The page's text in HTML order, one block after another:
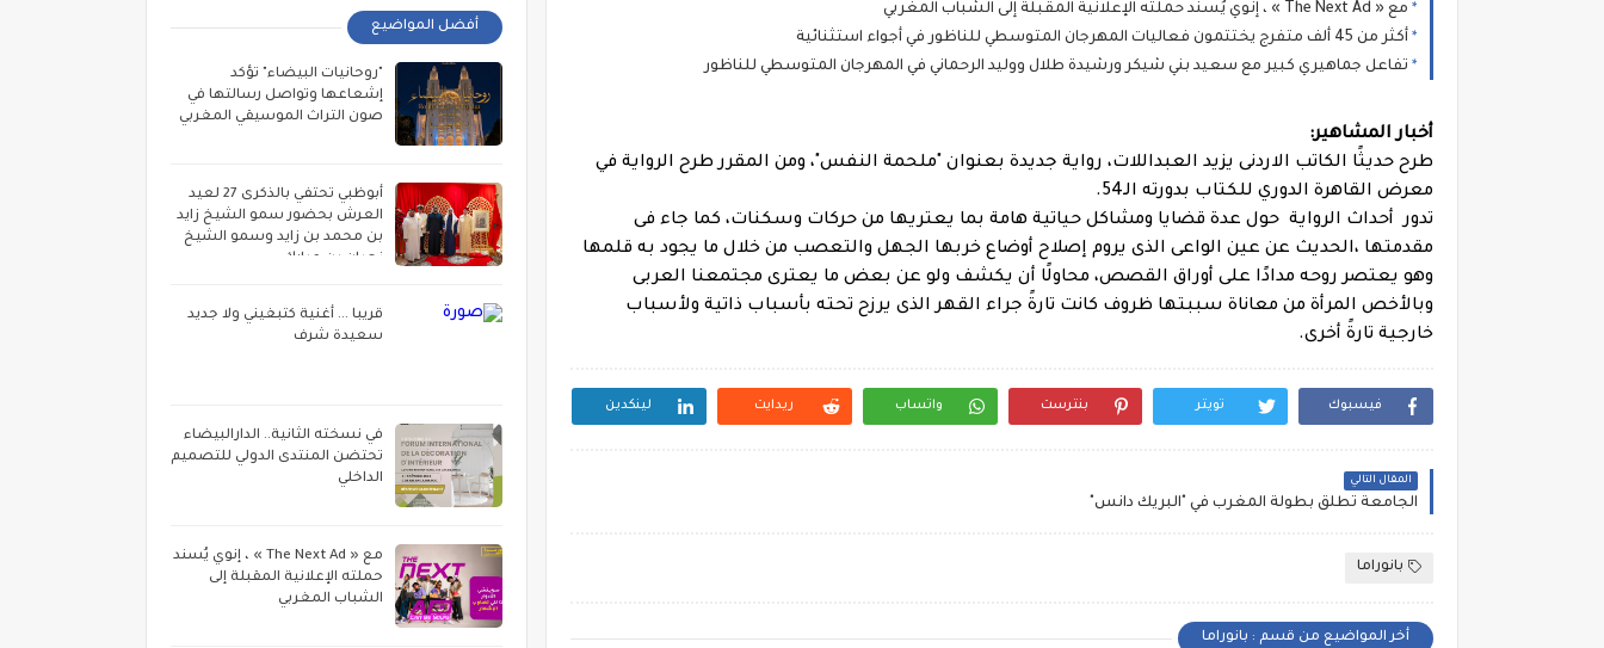
مع « The Next Ad » ، إنوي يُسند حملته الإعلانية المقبلة إلى الشباب المغربي
أكثر من 45 ألف متفرج يختتمون فعاليات المهرجان المتوسطي للناظور في أجواء استثنائية
تفاعل جماهيري كبير مع سعيد بني شيكر ورشيدة طلال ووليد الرحماني في المهرجان المتوسطي للناظور
أخبار المشاهير:
طرح حديثًا الكاتب الاردنى يزيد العبداللات، رواية جديدة بعنوان "ملحمة النفس"، ومن المقرر طرح الرواية في
معرض القاهرة الدوري للكتاب بدورته الـ54.
تدور أحداث الرواية حول عدة قضايا ومشاكل حياتية هامة بما يعتريها من حركات وسكنات، كما جاء فى
مقدمتها ،الحديث عن عين الواعى الذى يروم إصلاح أوضاع خربها الجهل والتعصب من خلال ما يجود به قلمها
وهو يعتصر روحه مدادًا على أوراق القصص، محاولًا أن يكشف ولو عن بعض ما يعترى مجتمعنا العربى
وبالأخص المرأة من معاناة سببتها ظروف كانت تارةً جراء القهر الذى يرزح تحته بأسباب ذاتية ولأسباب
خارجية تارةً أخرى.
فيسبوك تويتر بنترست واتساب ريدايت لينكدين
المقال التالي
الجامعة تطلق بطولة المغرب في "البريك دانس"
بانوراما
أخر المواضيع من قسم : بانوراما
أفضل المواضيع
"روحانيات البيضاء" تؤكد
إشعاعها وتواصل رسالتها في
صون التراث الموسيقي المغربي
أبوظبي تحتفي بالذكرى 27 لعيد
العرش بحضور سمو الشيخ زايد
بن محمد بن زايد وسمو الشيخ
نهيان بن مبارك
قريبا ... أغنية كتبغيني ولا جديد
سعيدة شرف
في نسخته الثانية.. الدارالبيضاء
تحتضن المنتدى الدولي للتصميم
الداخلي
مع « The Next Ad » ، إنوي يُسند
حملته الإعلانية المقبلة إلى
الشباب المغربي